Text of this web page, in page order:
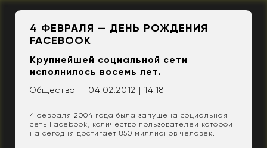
4 ФЕВРАЛЯ — ДЕНЬ РОЖДЕНИЯ
FACEBOOK
Крупнейшей социальной сети
исполнилось восемь лет.
Общество | 04.02.2012 | 14:18
4 февраля 2004 года была запущена социальная
сеть Facebook, количество пользователей которой
на сегодня достигает 850 миллионов человек.